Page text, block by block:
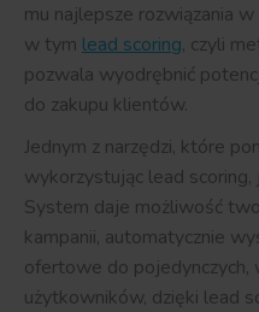
mu najlepsze rozwiązania
w tym lead scoring, czyli
pozwala wyodrębnić
do zakupu klientów.
Jednym z narzędzi, które
wykorzystując lead scoring,
System daje możliwość
kampanii, automatycznie
ofertowe do pojedynczych,
użytkowników, dzięki lead